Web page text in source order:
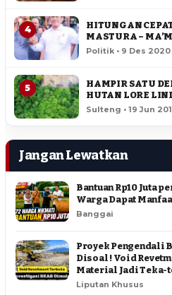
4
HITUNGAN
MASTURA –
SULTENG
Politik • 9 Des 2020
5
HAMPIR SATU
HUTAN LORE
HEKTAR
Sulteng • 19 Jun
Jangan Lewatkan
Bantuan Rp10 Juta
Warga Dapat
Banggai
Proyek Pengendali
Disoal ! Void
Material Jadi Teka-
Liputan Khusus